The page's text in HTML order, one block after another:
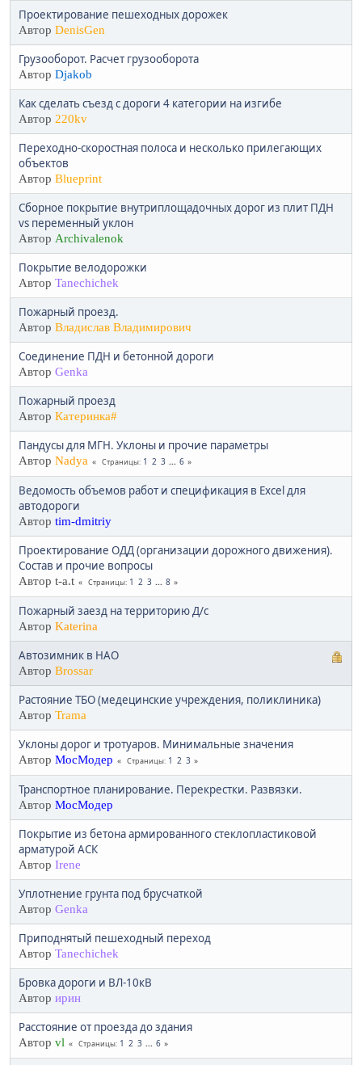
Проектирование пешеходных дорожек
Автор DenisGen
Грузооборот. Расчет грузооборота
Автор Djakob
Как сделать съезд с дороги 4 категории на изгибе
Автор 220kv
Переходно-скоростная полоса и несколько прилегающих
объектов
Автор Blueprint
Сборное покрытие внутриплощадочных дорог из плит ПДН
vs переменный уклон
Автор Archivalenok
Покрытие велодорожки
Автор Tanechichek
Пожарный проезд.
Автор Владислав Владимирович
Соединение ПДН и бетонной дороги
Автор Genka
Пожарный проезд
Автор Катеринка#
Пандусы для МГН. Уклоны и прочие параметры
Автор Nadya Страницы 1 2 3 ... 6
Ведомость объемов работ и спецификация в Exсel для
автодороги
Автор tim-dmitriy
Проектирование ОДД (организации дорожного движения).
Состав и прочие вопросы
Автор t-a.t Страницы 1 2 3 ... 8
Пожарный заезд на территорию Д/с
Автор Katerina
Автозимник в НАО
Автор Brossar
Растояние ТБО (медецинские учреждения, поликлиника)
Автор Trama
Уклоны дорог и тротуаров. Минимальные значения
Автор МосМодер Страницы 1 2 3
Транспортное планирование. Перекрестки. Развязки.
Автор МосМодер
Покрытие из бетона армированного стеклопластиковой
арматурой АСК
Автор Irene
Уплотнение грунта под брусчаткой
Автор Genka
Приподнятый пешеходный переход
Автор Tanechichek
Бровка дороги и ВЛ-10кВ
Автор ирин
Расстояние от проезда до здания
Автор vl Страницы 1 2 3 ... 6